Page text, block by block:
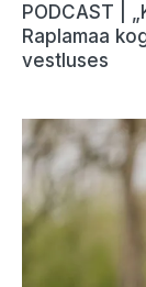
PODCAST |
Raplamaa
vestluses